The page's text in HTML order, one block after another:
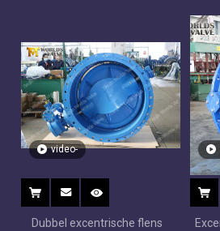
video-
Dubbel excentrische flens